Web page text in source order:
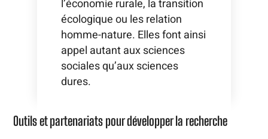
l’économie rurale, la transition
écologique ou les relation
homme-nature. Elles font ainsi
appel autant aux sciences
sociales qu’aux sciences
dures.
Outils et partenariats pour développer la recherche